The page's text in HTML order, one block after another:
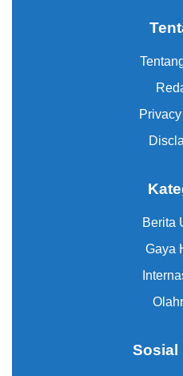
Berita
Gaya
Sosial